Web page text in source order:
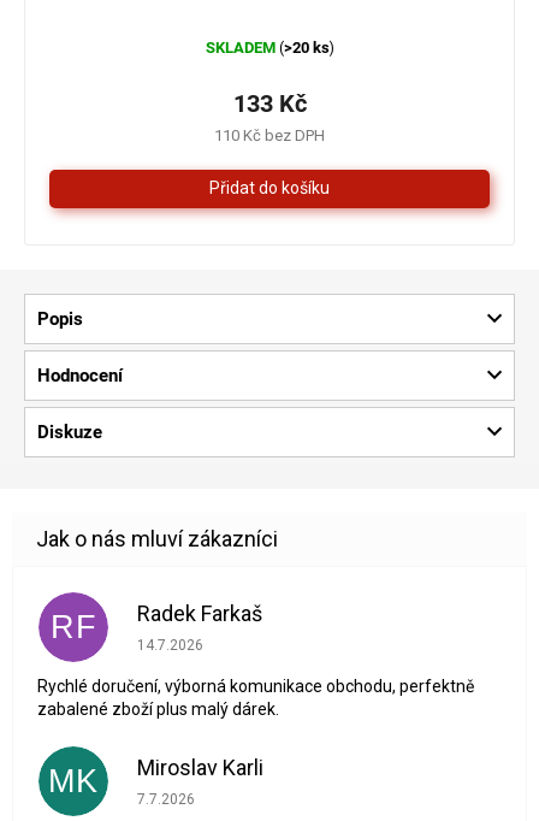
hodnocení
je
5,0
z
5
hvězdiček.
SKLADEM (>20 ks)
110 Kč bez DPH
133 Kč
Popis
Hodnocení
Diskuze
RF Radek Farkaš
Hodnocení obchodu je 5 z 5 hvězdiček.
14.7.2026
Rychlé doručení, výborná komunikace obchodu, perfektně
zabalené zboží plus malý dárek.
MK Miroslav Karli
Hodnocení obchodu je 5 z 5 hvězdiček.
7.7.2026